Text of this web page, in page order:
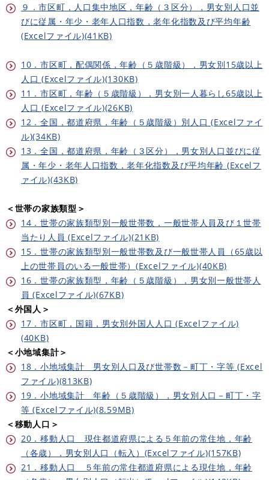
９．市区町，人口集中地区，年齢（３区分），男女別人口並
びに従属・年少・老年人口指数，老年化指数及び平均年齢
(Excelファイル)(41KB)
10．市区町，配偶関係，年齢（５歳階級），男女別15歳以上
人口 (Excelファイル)(130KB)
11．市区町，年齢（５歳階級），男女別一人暮らし65歳以上
人口 (Excelファイル)(26KB)
12．全国，都道府県，年齢（５歳階級）別人口 (Excelファイ
ル)(34KB)
13．全国，都道府県，年齢（３区分），男女別人口並びに従
属・年少・老年人口指数，老年化指数及び平均年齢 (Excelフ
ァイル)(43KB)
＜世帯の家族類型＞
14．世帯の家族類型別一般世帯数，一般世帯人員及び１世帯
当たり人員 (Excelファイル)(21KB)
15．世帯の家族類型別一般世帯数及び一般世帯人員（65歳以
上の世帯員のいる一般世帯）(Excelファイル)(40KB)
16．世帯の家族類型，年齢（５歳階級），男女別一般世帯人
員 (Excelファイル)(67KB)
＜外国人＞
17．市区町，国籍，男女別外国人人口 (Excelファイル)
(40KB)
＜小地域集計＞
18．小地域集計 男女別人口及び世帯数－町丁・字等 (Excel
ファイル)(813KB)
19．小地域集計 年齢（５歳階級），男女別人口－町丁・字
等 (Excelファイル)(8.59MB)
＜移動人口＞
20．移動人口 現住都道府県による５年前の常住地，年齢
（各歳），男女別人口（転入）(Excelファイル)(157KB)
21．移動人口 ５年前の常住都道府県による現住地，年齢